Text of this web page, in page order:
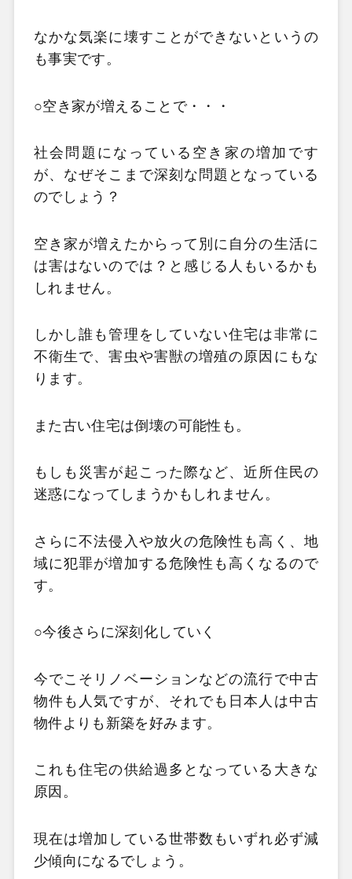
なかな気楽に壊すことができないというの
も事実です。
○空き家が増えることで・・・
社会問題になっている空き家の増加です
が、なぜそこまで深刻な問題となっている
のでしょう？
空き家が増えたからって別に自分の生活に
は害はないのでは？と感じる人もいるかも
しれません。
しかし誰も管理をしていない住宅は非常に
不衛生で、害虫や害獣の増殖の原因にもな
ります。
また古い住宅は倒壊の可能性も。
もしも災害が起こった際など、近所住民の
迷惑になってしまうかもしれません。
さらに不法侵入や放火の危険性も高く、地
域に犯罪が増加する危険性も高くなるので
す。
○今後さらに深刻化していく
今でこそリノベーションなどの流行で中古
物件も人気ですが、それでも日本人は中古
物件よりも新築を好みます。
これも住宅の供給過多となっている大きな
原因。
現在は増加している世帯数もいずれ必ず減
少傾向になるでしょう。